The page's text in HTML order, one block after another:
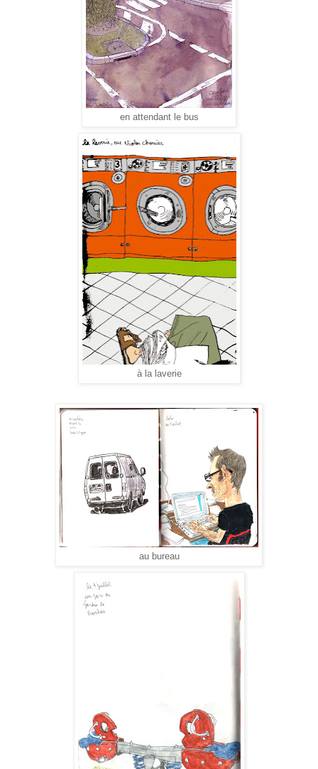
en attendant le bus
à la laverie
au bureau